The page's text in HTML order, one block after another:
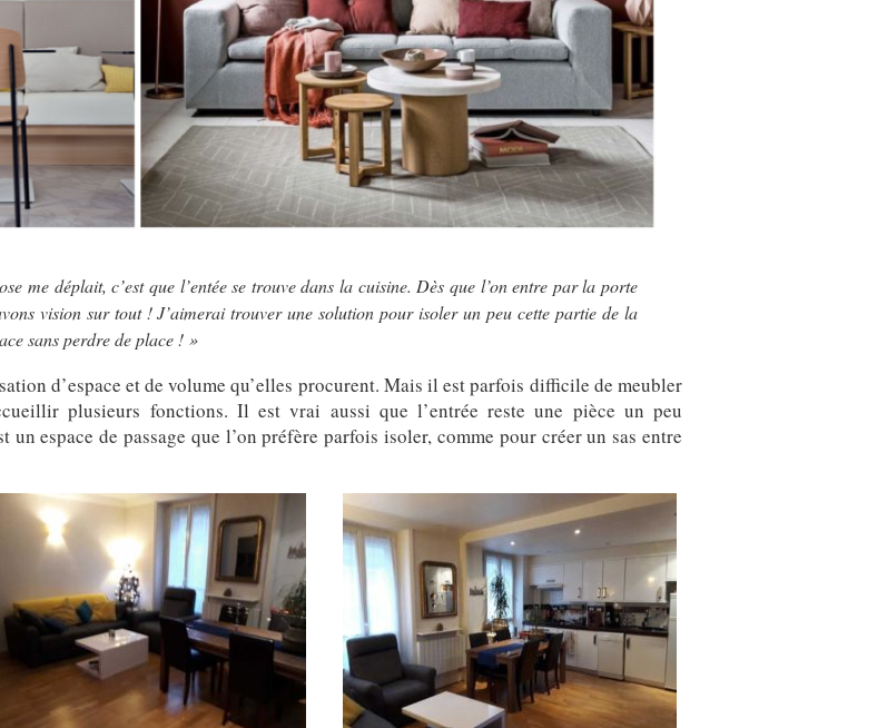
me déplait, c’est que l’entée se trouve dans la cuisine. Dès que l’on entre par la porte
vision sur tout ! J’aimerai trouver une solution pour isoler un peu cette partie de la
sans perdre de place ! »
d’espace et de volume qu’elles procurent. Mais il est parfois difficile de meubler
plusieurs fonctions. Il est vrai aussi que l’entrée reste une pièce un peu
espace de passage que l’on préfère parfois isoler, comme pour créer un sas entre